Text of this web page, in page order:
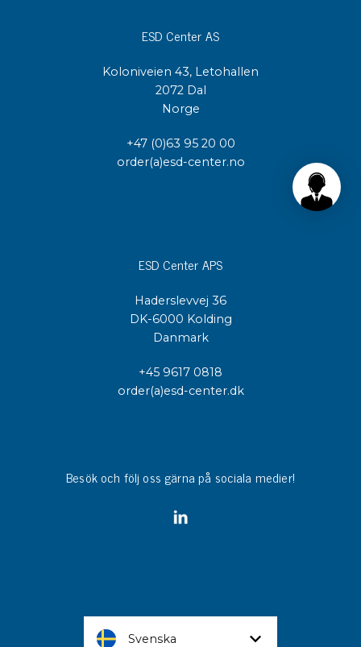
ESD Center AS
Koloniveien 43, Letohallen
2072 Dal
Norge
+47 (0)63 95 20 00
order(a)esd-center.no
ESD Center APS
Haderslevvej 36
DK-6000 Kolding
Danmark
+45 9617 0818
order(a)esd-center.dk
Besök och följ oss gärna på sociala medier!
Svenska